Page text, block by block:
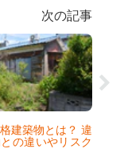
次の記事
建築物とは？ 違
の違いやリスク